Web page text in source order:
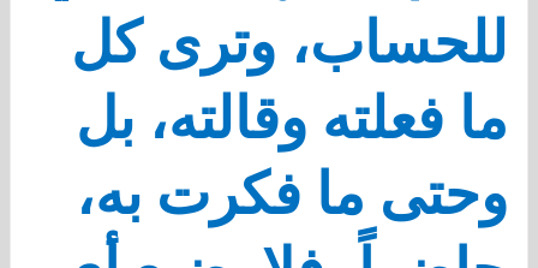
للحساب، وترى كل
ما فعلته وقالته، بل
وحتى ما فكرت به،